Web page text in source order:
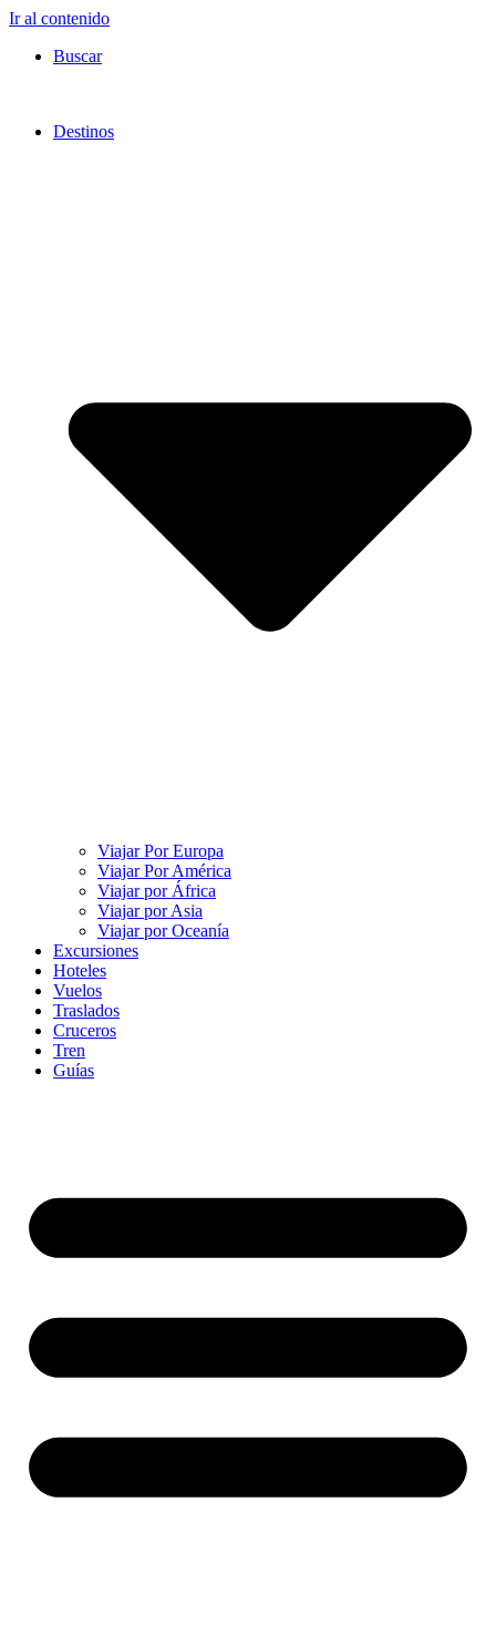
Ir al contenido
Buscar
Destinos
Viajar Por Europa
Viajar Por América
Viajar por África
Viajar por Asia
Viajar por Oceanía
Excursiones
Hoteles
Vuelos
Traslados
Cruceros
Tren
Guías